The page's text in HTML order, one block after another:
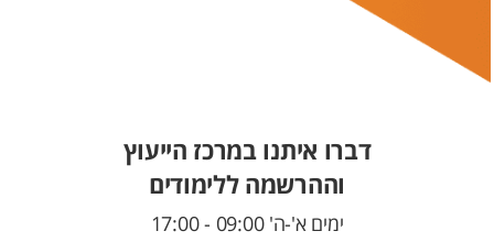
דברו איתנו במרכז הייעוץ
וההרשמה ללימודים
ימים א'-ה' 09:00 - 17:00